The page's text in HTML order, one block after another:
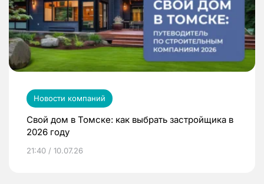
Новости компаний
Свой дом в Томске: как выбрать застройщика в
2026 году
21:40 / 10.07.26